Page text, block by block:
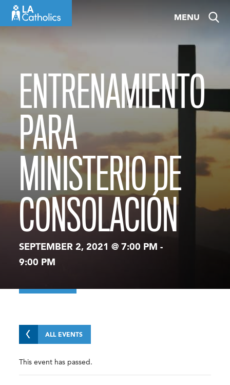
MENU
ENTRENAMIENTO
PARA
MINISTERIO DE
CONSOLACIÓN
SEPTEMBER 2, 2021 @ 7:00 PM -
9:00 PM
ALL EVENTS
This event has passed.